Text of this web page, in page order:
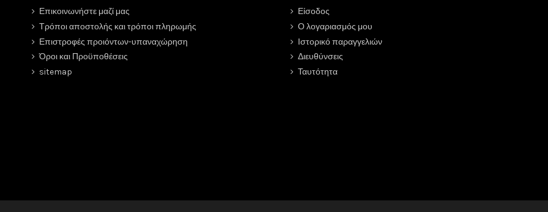
Επικοινωνήστε μαζί μας
Τρόποι αποστολής και τρόποι πληρωμής
Επιστροφές προιόντων-υπαναχώρηση
Όροι και Προϋποθέσεις
sitemap
Είσοδος
Ο λογαριασμός μου
Ιστορικό παραγγελιών
Διευθύνσεις
Ταυτότητα